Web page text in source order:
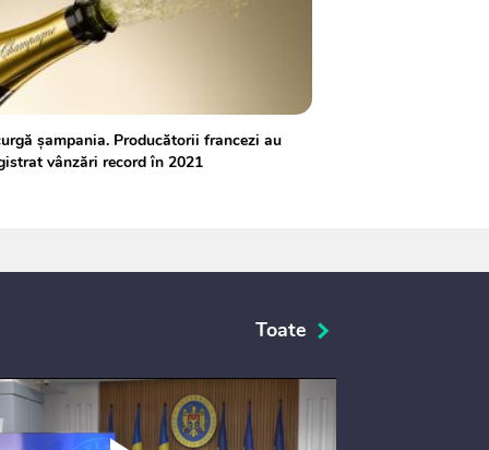
șampania. Producătorii francezi au
vânzări record în 2021
Toate